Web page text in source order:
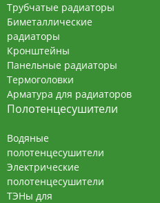
Трубчатые радиаторы
Биметаллические
радиаторы
Кронштейны
Панельные радиаторы
Термоголовки
Арматура для радиаторов
Полотенцесушители
Водяные
полотенцесушители
Электрические
полотенцесушители
ТЭНы для